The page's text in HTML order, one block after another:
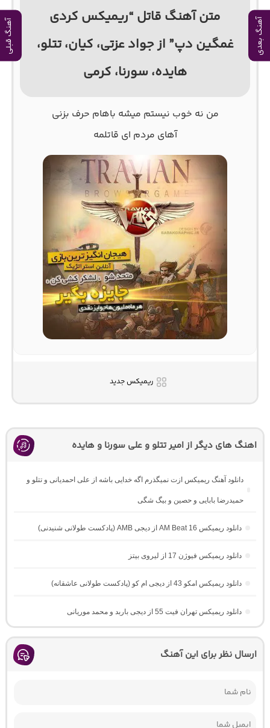
آهنگ بعدی آهنگ قبلی
متن آهنگ قاتل “ریمیکس کردی
غمگین دپ” از جواد عزتی، کیان، تتلو،
هایده، سورنا، کرمی
من نه خوب نیستم میشه باهام حرف بزنی
آهای مردم ای قاتلمه
ریمیکس جدید
اهنگ های دیگر از امیر تتلو و علی سورنا و هایده
دانلود آهنگ ریمیکس ازت نمیگذرم اگه خدایی باشه از علی احمدیانی و تتلو و
حمیدرضا بابایی و حصین و بیگ شگی
دانلود ریمیکس AM Beat 16 از دیجی AMB (پادکست طولانی شنیدنی)
دانلود ریمیکس فیوژن 17 از لیروی بیتز
دانلود ریمیکس امکو 43 از دیجی ام کو (پادکست طولانی عاشقانه)
دانلود ریمیکس تهران فیت 55 از دیجی باربد و محمد موریانی
ارسال نظر برای این آهنگ